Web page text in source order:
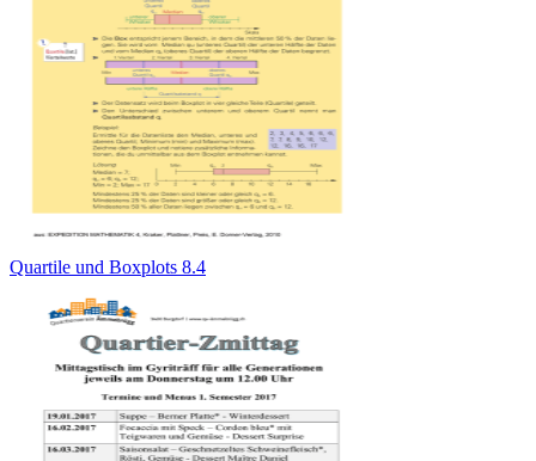
Quartile und Boxplots 8.4